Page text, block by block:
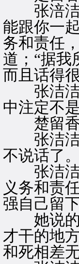
张涪洁
能跟你一
务和责任
道；“据我
而且话得
张洁洁
中注定不
楚留香
张洁洁
不说话了。
张洁洁
义务和责
强自己留
她说的
才干的地
和死相差